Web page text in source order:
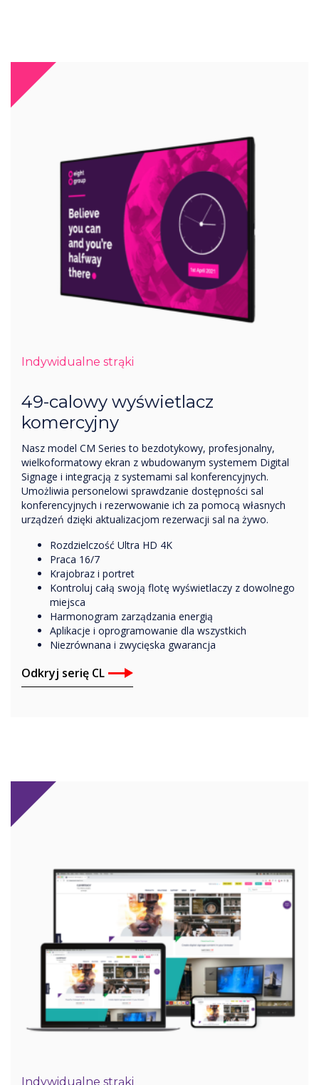
Indywidualne strąki
49-calowy wyświetlacz
komercyjny
Nasz model CM Series to bezdotykowy, profesjonalny,
wielkoformatowy ekran z wbudowanym systemem Digital
Signage i integracją z systemami sal konferencyjnych.
Umożliwia personelowi sprawdzanie dostępności sal
konferencyjnych i rezerwowanie ich za pomocą własnych
urządzeń dzięki aktualizacjom rezerwacji sal na żywo.
Rozdzielczość Ultra HD 4K
Praca 16/7
Krajobraz i portret
Kontroluj całą swoją flotę wyświetlaczy z dowolnego
miejsca
Harmonogram zarządzania energią
Aplikacje i oprogramowanie dla wszystkich
Niezrównana i zwycięska gwarancja
Odkryj serię CL
Indywidualne strąki